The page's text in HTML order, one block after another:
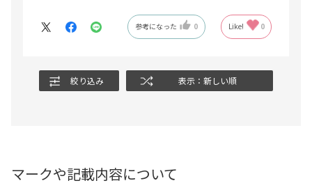
参考になった 0 Like! 0
絞り込み 表示：新しい順
マークや記載内容について